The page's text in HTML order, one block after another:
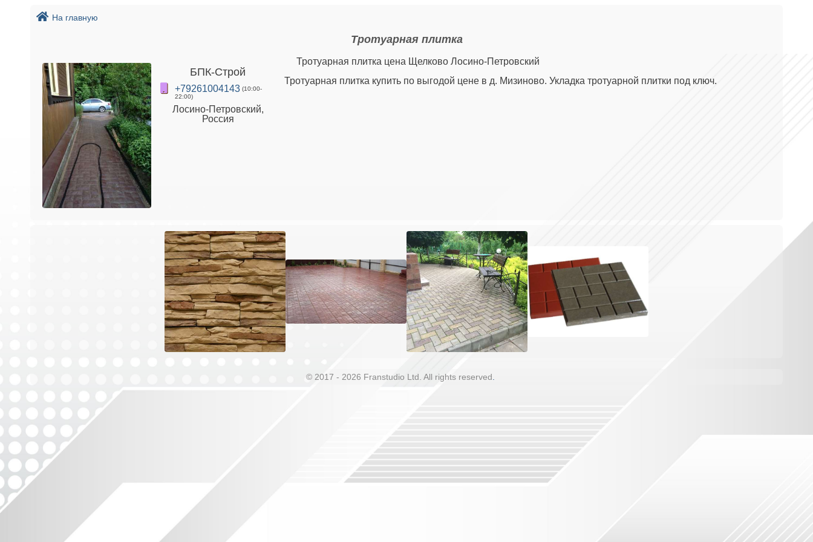
На главную
Тротуарная плитка
БПК-Строй
+79261004143 (10:00-
22:00)
Лосино-Петровский,
Россия
Тротуарная плитка цена Щелково Лосино-Петровский
Тротуарная плитка купить по выгодой цене в д. Мизиново. Укладка тротуарной плитки под ключ.
© 2017 - 2026 Franstudio Ltd. All rights reserved